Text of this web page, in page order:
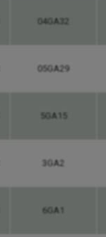
04GA32
05GA29
5GA15
3GA2
6GA1